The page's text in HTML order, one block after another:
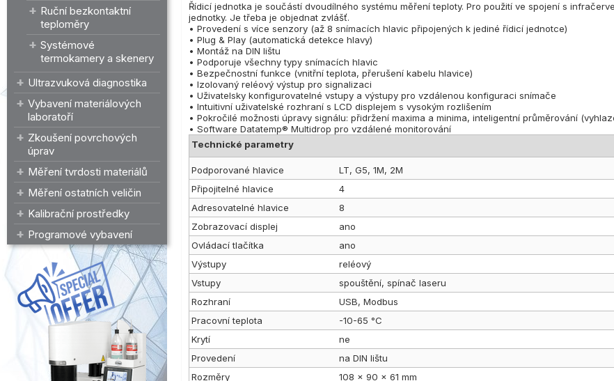
Ruční bezkontaktní
teploměry
Systémové
termokamery a skenery
Ultrazvuková diagnostika
Vybavení materiálových
laboratoří
Zkoušení povrchových
úprav
Měření tvrdosti materiálů
Měření ostatních veličin
Kalibrační prostředky
Programové vybavení
Řídicí jednotka je součástí dvoudílného systému měření teploty. Pro použití ve spojení s
jednotky. Je třeba je objednat zvlášť.
• Provedení s více senzory (až 8 snímacích hlavic připojených k jediné řídicí jednotce)
• Plug & Play (automatická detekce hlavy)
• Montáž na DIN lištu
• Podporuje všechny typy snímacích hlavic
• Bezpečnostní funkce (vnitřní teplota, přerušení kabelu hlavice)
• Izolovaný reléový výstup pro signalizaci
• Uživatelsky konfigurovatelné vstupy a výstupy pro vzdálenou konfiguraci snímače
• Intuitivní uživatelské rozhraní s LCD displejem s vysokým rozlišením
• Pokročilé možnosti úpravy signálu: přidržení maxima a minima, inteligentní průměrování
• Software Datatemp® Multidrop pro vzdálené monitorování
Technické parametry
Podporované hlavice
LT, G5, 1M, 2M
Připojitelné hlavice
4
Adresovatelné hlavice
8
Zobrazovací displej
ano
Ovládací tlačítka
ano
Výstupy
reléový
Vstupy
spouštění, spínač laseru
Rozhraní
USB, Modbus
Pracovní teplota
-10-65 °C
Krytí
ne
Provedení
na DIN lištu
Rozměry
108 x 90 x 61 mm